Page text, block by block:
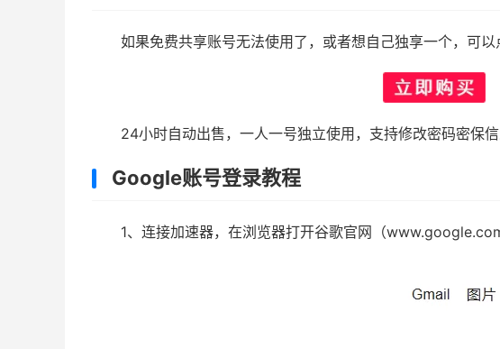
如果免费共享账号无法使用了，或者想自己独享一个，可以
24小时自动出售，一人一号独立使用，支持修改密码密保信
Google账号登录教程
1、连接加速器，在浏览器打开谷歌官网（